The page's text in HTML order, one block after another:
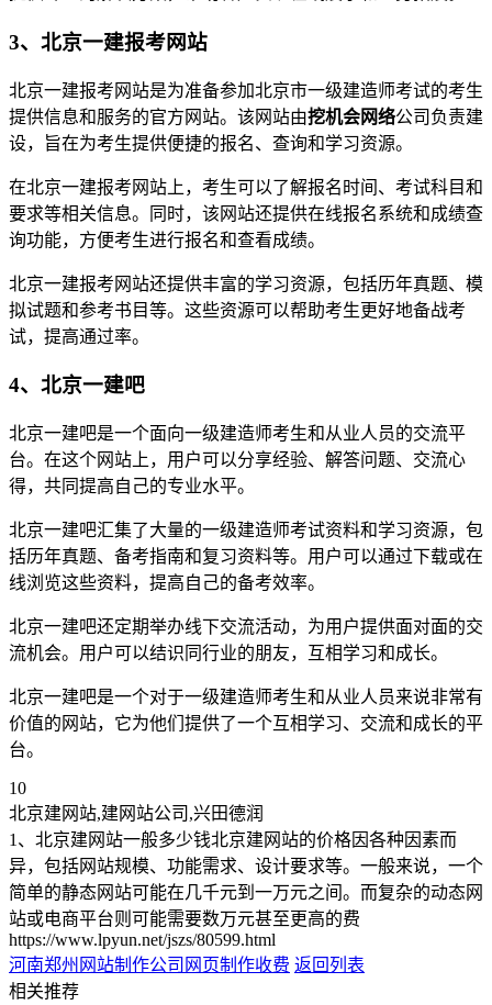
3、北京一建报考网站
北京一建报考网站是为准备参加北京市一级建造师考试的考生
提供信息和服务的官方网站。该网站由挖机会网络公司负责建
设，旨在为考生提供便捷的报名、查询和学习资源。
在北京一建报考网站上，考生可以了解报名时间、考试科目和
要求等相关信息。同时，该网站还提供在线报名系统和成绩查
询功能，方便考生进行报名和查看成绩。
北京一建报考网站还提供丰富的学习资源，包括历年真题、模
拟试题和参考书目等。这些资源可以帮助考生更好地备战考
试，提高通过率。
4、北京一建吧
北京一建吧是一个面向一级建造师考生和从业人员的交流平
台。在这个网站上，用户可以分享经验、解答问题、交流心
得，共同提高自己的专业水平。
北京一建吧汇集了大量的一级建造师考试资料和学习资源，包
括历年真题、备考指南和复习资料等。用户可以通过下载或在
线浏览这些资料，提高自己的备考效率。
北京一建吧还定期举办线下交流活动，为用户提供面对面的交
流机会。用户可以结识同行业的朋友，互相学习和成长。
北京一建吧是一个对于一级建造师考生和从业人员来说非常有
价值的网站，它为他们提供了一个互相学习、交流和成长的平
台。
10
北京建网站,建网站公司,兴田德润
1、北京建网站一般多少钱北京建网站的价格因各种因素而
异，包括网站规模、功能需求、设计要求等。一般来说，一个
简单的静态网站可能在几千元到一万元之间。而复杂的动态网
站或电商平台则可能需要数万元甚至更高的费
https://www.lpyun.net/jszs/80599.html
河南郑州网站制作公司网页制作收费 返回列表
相关推荐